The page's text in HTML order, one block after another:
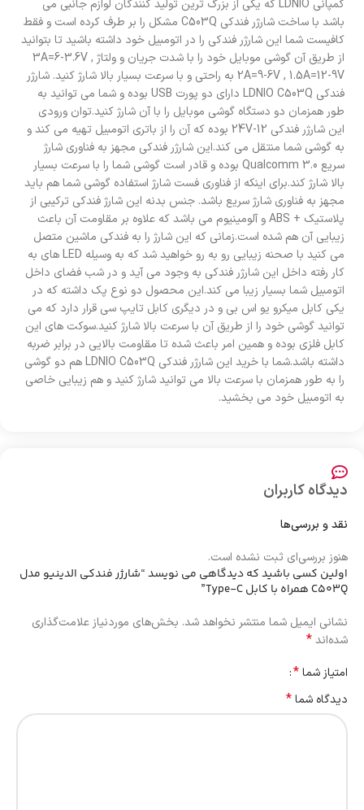
کمپانی LDNIO که یکی از بزرگ ترین تولید کنندگان لوازم جانبی می
باشد با ساخت شارژر فندکی C503Q مشکل را بر طرف کرده است و فقط
کافیست شما این شارژر فندکی را در اتومبیل خود داشته باشید تا بتوانید
از طریق آن گوشی موبایل خود را با شدت جریان و ولتاژ 3A=6-3.6V ,
2A=9-6V , 1.5A=12-9V به راحتی و با سرعت بسیار بالا شارژ کنید. شارژر
فندکی LDNIO C503Q دارای دو پورت USB بوده و شما می توانید به
طور همزمان دو دستگاه گوشی موبایل را با آن شارژ کنید.توان ورودی
این شارژر فندکی 12-24V بوده که آن را از باتری اتومبیل تهیه می کند و
به گوشی شما منتقل می کند.این شارژر فندکی مجهز به فناوری شارژ
سریع Qualcomm 3.0 بوده و قادر است گوشی شما را با سرعت بسیار
بالا شارژ کند.برای اینکه از فناوری فست شارژ استفاده گوشی شما هم باید
مجهز به فناوری شارژ سریع باشد. جنس بدنه این شارژ فندکی ترکیبی از
پلاستیک + ABS و آلومینیوم می باشد که علاوه بر مقاومت آن باعث
زیبایی آن هم شده است.زمانی که این شارژ را به فندکی ماشین متصل
می کنید با صحنه زیبایی رو به رو خواهید شد که به وسیله LED های به
کار رفته داخل این شارژر فندکی به وجود می آید و در شب فضای داخل
اتومبیل شما بسیار زیبا می کند.این محصول دو نوع پک داشته که در
یکی کابل میکرو یو اس بی و در دیگری کابل تایپ سی قرار دارد که می
توانید گوشی خود را از طریق آن با سرعت بالا شارژ کنید.سوکت های این
کابل فلزی بوده و همین امر باعث شده تا مقاومت بالایی در برابر ضربه
داشته باشد.شما با خرید این شارژر فندکی LDNIO C503Q هم دو گوشی
را به طور همزمان با سرعت بالا می توانید شارژ کنید و هم زیبایی خاصی
به اتومبیل خود می بخشید.
دیدگاه کاربران
نقد و بررسی‌ها
هنوز بررسی‌ای ثبت نشده است.
اولین کسی باشید که دیدگاهی می نویسد “شارژر فندکی الدینیو مدل
C503Q همراه با کابل Type-C”
نشانی ایمیل شما منتشر نخواهد شد. بخش‌های موردنیاز علامت‌گذاری
شده‌اند*
امتیاز شما*
دیدگاه شما*